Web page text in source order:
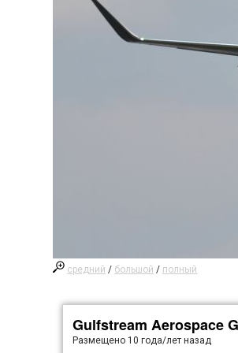
средний / большой / полный
Gulfstream Aerospace
Размещено 10 года/лет назад